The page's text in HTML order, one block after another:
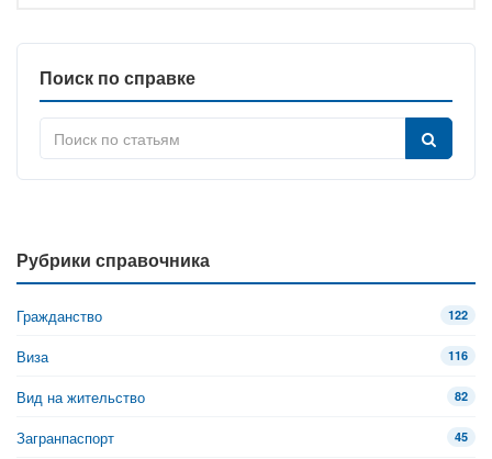
Поиск по справке
Рубрики справочника
Гражданство 122
Виза 116
Вид на жительство 82
Загранпаспорт 45